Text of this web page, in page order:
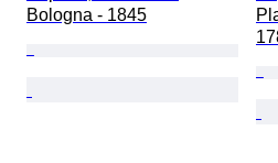
Bologna - 1845